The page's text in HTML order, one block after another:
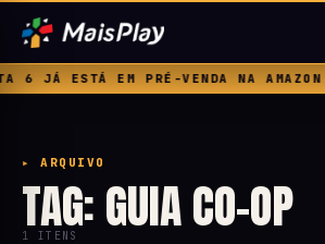
JÁ ESTÁ EM PRÉ-VENDA NA
▸ ARQUIVO
TAG: GUIA CO-OP
1 ITENS